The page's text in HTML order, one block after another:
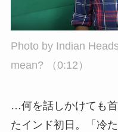
Photo by Indian
mean? （0:12）
…何を話しかけても
たインド初日。「冷